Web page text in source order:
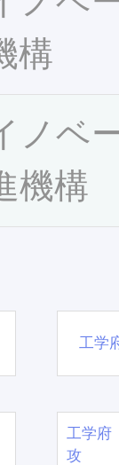
構
ノベ
機構
工学
工学府
攻